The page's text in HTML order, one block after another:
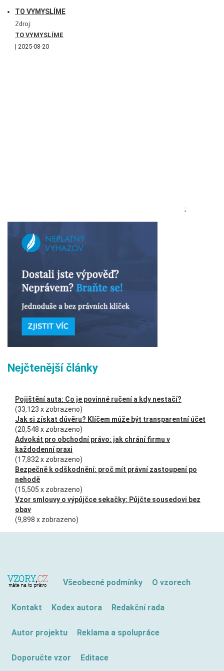
TO VYMYSLÍME
Zdroj:
TO VYMYSLÍME
2025-08-20
;
Nejčtenější články
Pojištění auta: Co je povinné ručení a kdy nestačí?
(33,123 x zobrazeno)
Jak si získat důvěru? Klíčem může být transparentní účet
(20,548 x zobrazeno)
Advokát pro obchodní právo: jak chrání firmu v
každodenní praxi
(17,832 x zobrazeno)
Bezpečně k odškodnění: proč mít právní zastoupení po
nehodě
(15,505 x zobrazeno)
Vzor smlouvy o výpůjčce sekačky: Půjčte sousedovi bez
obav
(9,898 x zobrazeno)
Všeobecné podmínky O vzorech
Kontakt Kodex autora Redakční rada
Autor projektu Reklama a spolupráce
Doporučte vzor Editace